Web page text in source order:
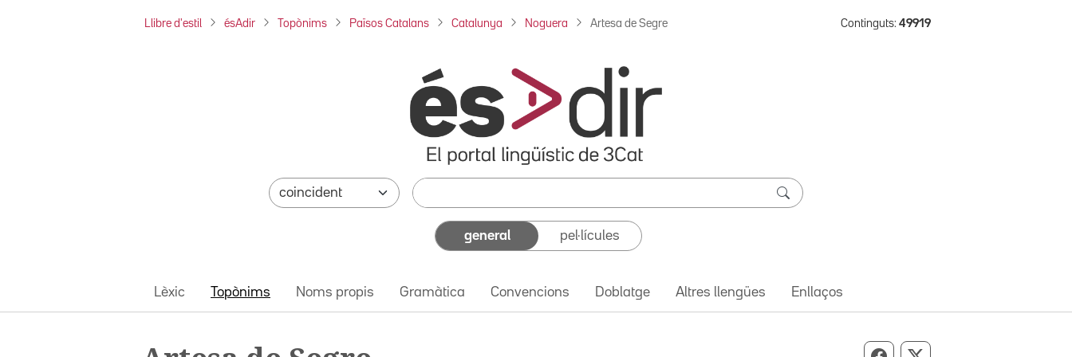
Llibre d'estil ésAdir Topònims Països Catalans Catalunya Noguera Artesa de Segre Continguts: 49919
general pel·lícules
Lèxic Topònims Noms propis Gramàtica Convencions Doblatge Altres llengües Enllaços